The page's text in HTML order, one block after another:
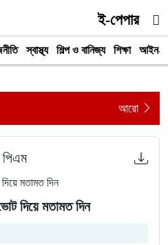
ই-পেপার
স্বাস্থ্য শিল্প ও বানিজ্য শিক্ষা আইন-
আরো
দিয়ে মতামত দিন